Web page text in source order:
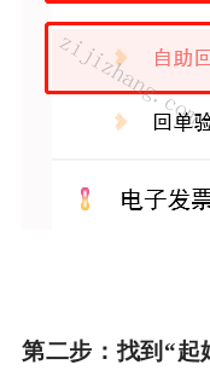
第二步：找到 “起